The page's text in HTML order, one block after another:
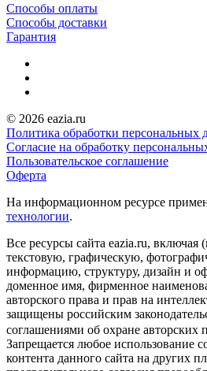
Способы оплаты
Способы доставки
Гарантия
© 2026 eazia.ru
Политика обработки персональных
Согласие на обработку
Пользовательское соглашение
Оферта
На информационном ресурсе
технологии.
Все ресурсы сайта eazia.ru, включая
текстовую, графическую,
информацию, структуру, дизайн и
доменное имя, фирменное
авторского права и прав на
защищены российским
соглашениями об охране авторских
Запрещается любое использование
контента данного сайта на других